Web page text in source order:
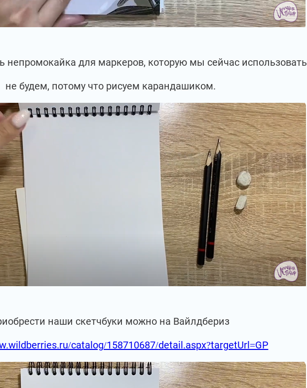
непромокайка для маркеров, которую мы сейчас использовать
не будем, потому что рисуем карандашиком.
наши скетчбуки можно на Вайлдбериз
catalog/158710687/detail.aspx?targetUrl=GP